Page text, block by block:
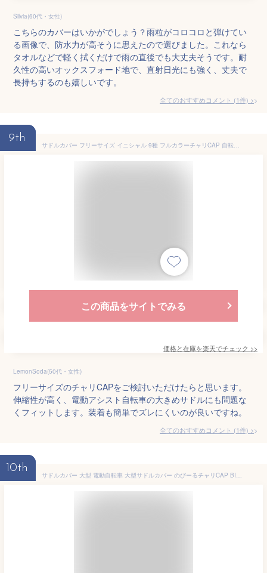
Silvia(60代・女性)
こちらのカバーはいかがでしょう？雨粒がコロコロと弾けてい
る画像で、防水力が高そうに思えたので選びました。これなら
タオルなどで軽く拭くだけで雨の直後でも大丈夫そうです。耐
久性の高いオックスフォード地で、直射日光にも強く、丈夫で
長持ちするのも嬉しいです。
全てのおすすめコメント (1件) >
9th
サドルカバー フリーサイズ イニシャル 9種 フルカラーチャリCAP 自転車カバー 着せ替え 撥水 雨 おもしろ ママチャリ 電動アシスト自転車 キズ 汚れ 防止 一般サイズ 大型サイズ フリーサイズ ギフト プレゼント
この商品をサイトでみる
価格と在庫を楽天でチェック >>
LemonSoda(50代・女性)
フリーサイズのチャリCAPをご検討いただけたらと思います。
伸縮性が高く、電動アシスト自転車の大きめサドルにも問題な
くフィットします。装着も簡単でズレにくいのが良いですね。
全てのおすすめコメント (1件) >
10th
サドルカバー 大型 電動自転車 大型サドルカバー のびーるチャリCAP BIG ビッグ スヌーピー チャーリーブラウン ハッピーダンス SNOOPY Peanuts 防水 ブリヂストン ヤマハ パナソニック Gyutto ギュット Pass Baby bikkeサイクルカバー 電動アシスト ブラック ブラウン